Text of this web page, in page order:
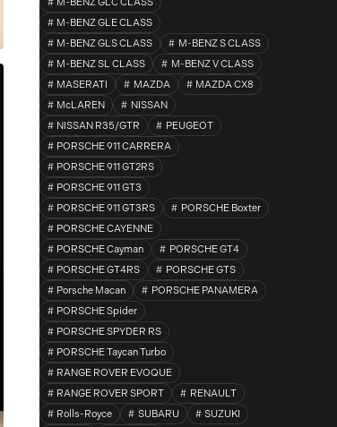
M-BENZ GLE CLASS
M-BENZ GLS CLASS
M-BENZ S CLASS
M-BENZ SL CLASS
M-BENZ V CLASS
MASERATI
MAZDA
MAZDA CX8
McLAREN
NISSAN
NISSAN R35/GTR
PEUGEOT
PORSCHE 911 CARRERA
PORSCHE 911 GT2RS
PORSCHE 911 GT3
PORSCHE 911 GT3RS
PORSCHE Boxter
PORSCHE CAYENNE
PORSCHE Cayman
PORSCHE GT4
PORSCHE GT4RS
PORSCHE GTS
Porsche Macan
PORSCHE PANAMERA
PORSCHE Spider
PORSCHE SPYDER RS
PORSCHE Taycan Turbo
RANGE ROVER EVOQUE
RANGE ROVER SPORT
RENAULT
Rolls-Royce
SUBARU
SUZUKI